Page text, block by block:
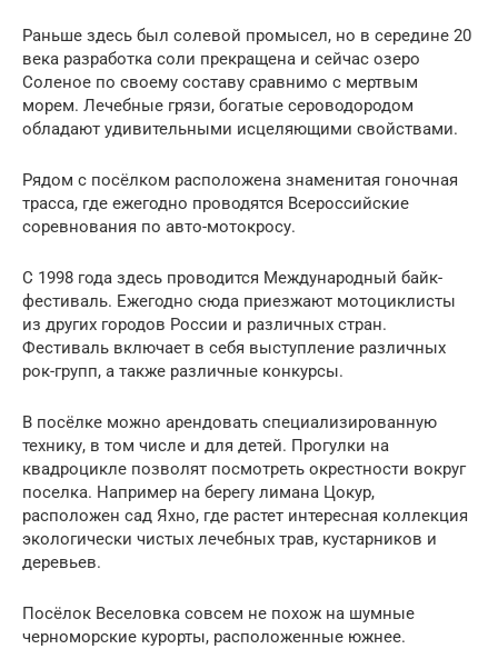
Раньше здесь был солевой промысел, но в середине 20
века разработка соли прекращена и сейчас озеро
Соленое по своему составу сравнимо с мертвым
морем. Лечебные грязи, богатые сероводородом
обладают удивительными исцеляющими свойствами.
Рядом с посёлком расположена знаменитая гоночная
трасса, где ежегодно проводятся Всероссийские
соревнования по авто-мотокросу.
С 1998 года здесь проводится Международный байк-
фестиваль. Ежегодно сюда приезжают мотоциклисты
из других городов России и различных стран.
Фестиваль включает в себя выступление различных
рок-групп, а также различные конкурсы.
В посёлке можно арендовать специализированную
технику, в том числе и для детей. Прогулки на
квадроцикле позволят посмотреть окрестности вокруг
поселка. Например на берегу лимана Цокур,
расположен сад Яхно, где растет интересная коллекция
экологически чистых лечебных трав, кустарников и
деревьев.
Посёлок Веселовка совсем не похож на шумные
черноморские курорты, расположенные южнее.